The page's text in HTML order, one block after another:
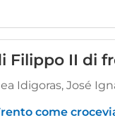
Filippo II di
Idigoras, José
come